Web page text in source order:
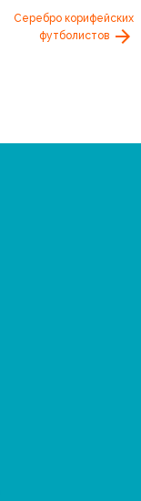
Серебро корифейских
футболистов